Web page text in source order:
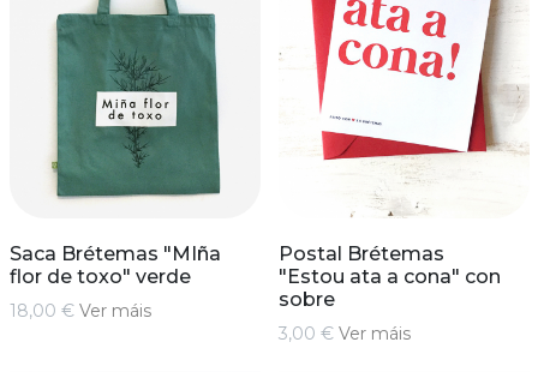
Saca Brétemas "MIña
flor de toxo" verde
18,00 € Ver máis
Postal Brétemas
"Estou ata a cona" con
sobre
3,00 € Ver máis